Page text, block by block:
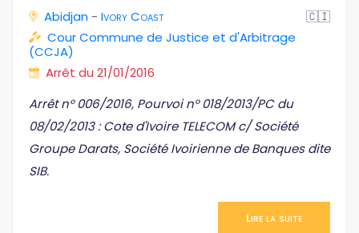
Abidjan - Ivory Coast
🇨🇮
Cour Commune de Justice et d'Arbitrage
(CCJA)
Arrêt du 21/01/2016
Arrêt n° 006/2016, Pourvoi n° 018/2013/PC du
08/02/2013 : Cote d'Ivoire TELECOM c/ Société
Groupe Darats, Société Ivoirienne de Banques dite
SIB.
Lire la suite